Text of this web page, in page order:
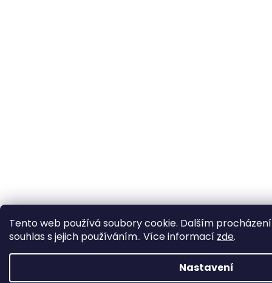
Tento web používá soubory cookie. Dalším
souhlas s jejich používáním.. Více informací zde.
Nastavení